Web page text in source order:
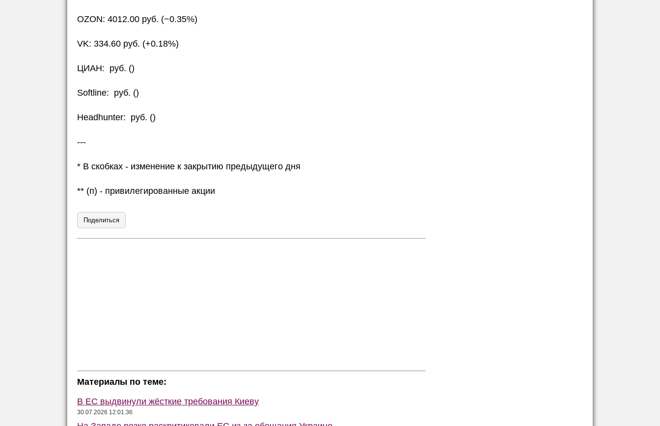
OZON: 4012.00 руб. (−0.35%)
VK: 334.60 руб. (+0.18%)
ЦИАН: руб. ()
Softline: руб. ()
Headhunter: руб. ()
---
* В скобках - изменение к закрытию предыдущего дня
** (п) - привилегированные акции
Поделиться
Материалы по теме:
В ЕС выдвинули жёсткие требования Киеву
30.07.2026 12:01:36